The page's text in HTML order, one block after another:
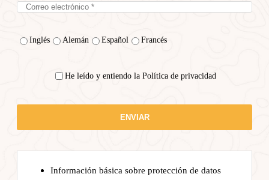
Inglés Alemán Español Francés
He leído y entiendo la Política de privacidad
Información básica sobre protección de datos